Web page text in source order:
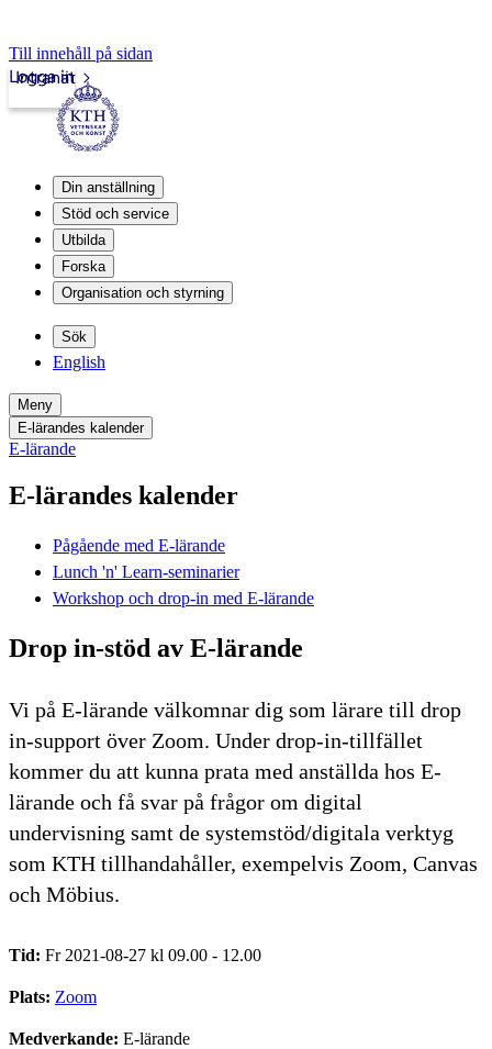
Till innehåll på sidan
Intranät
Logga in
Din anställning
Stöd och service
Utbilda
Forska
Organisation och styrning
Sök
English
Meny
E-lärandes kalender
E-lärande
E-lärandes kalender
Pågående med E-lärande
Lunch 'n' Learn-seminarier
Workshop och drop-in med E-lärande
Drop in-stöd av E-lärande
Vi på E-lärande välkomnar dig som lärare till drop
in-support över Zoom. Under drop-in-tillfället
kommer du att kunna prata med anställda hos E-
lärande och få svar på frågor om digital
undervisning samt de systemstöd/digitala verktyg
som KTH tillhandahåller, exempelvis Zoom, Canvas
och Möbius.
Tid: Fr 2021-08-27 kl 09.00 - 12.00
Plats: Zoom
Medverkande: E-lärande